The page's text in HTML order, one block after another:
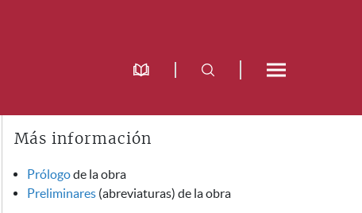
Más información
Prólogode la obra
Preliminares (abreviaturas) de la obra